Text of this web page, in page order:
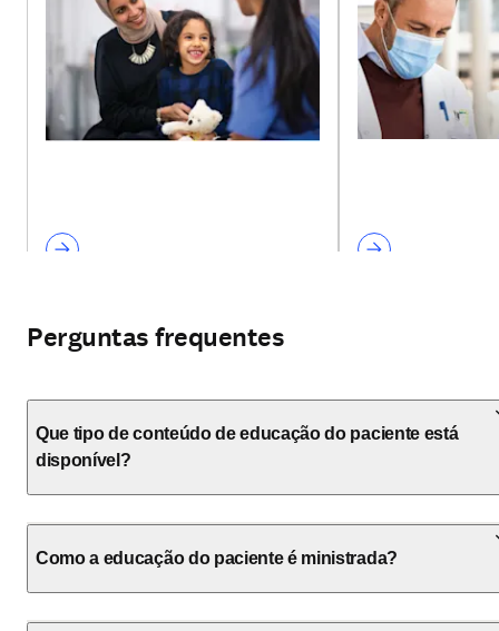
Perguntas frequentes
Que tipo de conteúdo de educação do paciente está
disponível?
Como a educação do paciente é ministrada?